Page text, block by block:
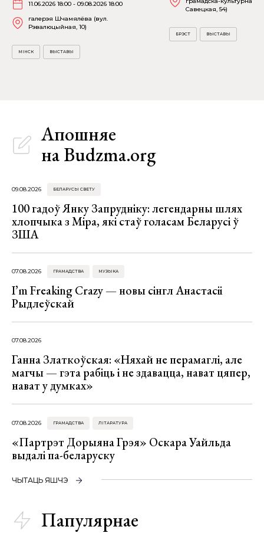
11.06.2026 18:00 - 09.08.2026 18:00
галерэя Шчамялёва (вул.
Рэвалюцыйная, 10)
МІНСК ВЫСТАВЫ
Савецкая, 54)
БРЭСТ ВЫСТАВЫ
Апошняе
на Budzma.org
09.08.2026 БЕЛАРУСЫ СВЕТУ
100 гадоў Янку Запрудніку: легендарны шлях
хлопчыка з Міра, які стаў голасам Беларусі ў
ЗША
07.08.2026 ГРАМАДСТВА МУЗЫКА
I’m Freaking Crazy — новы сінгл Анастасіі
Рыдлеўскай
07.08.2026
Ганна Златкоўская: «Няхай не перамаглі, але
магчы — гэта рабіць і не здавацца, нават цяпер,
нават у думках»
07.08.2026 ГРАМАДСТВА ЛІТАРАТУРА
«Партрэт Дорыяна Грэя» Оскара Уайльда
выдалі па-беларуску
ЧЫТАЦЬ ЯШЧЭ
Папулярнае